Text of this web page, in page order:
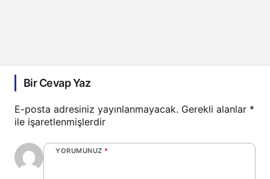
Bir Cevap Yaz
E-posta adresiniz yayınlanmayacak. Gerekli alanlar *
ile işaretlenmişlerdir
YORUMUNUZ *